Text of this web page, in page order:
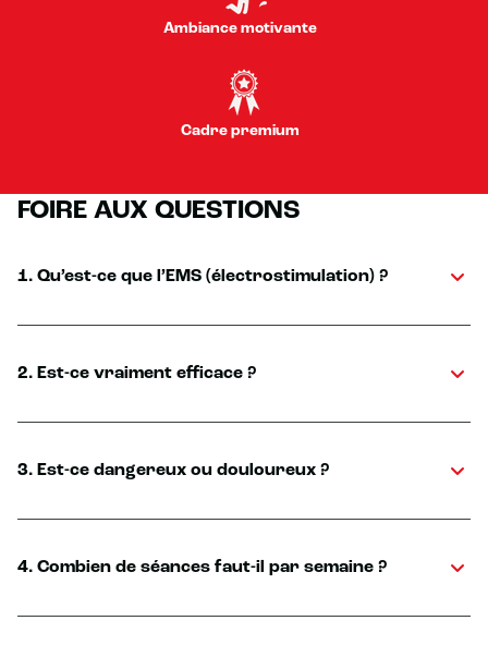
Ambiance motivante
Cadre premium
FOIRE AUX QUESTIONS
1. Qu’est-ce que l’EMS (électrostimulation) ?
2. Est-ce vraiment efficace ?
3. Est-ce dangereux ou douloureux ?
4. Combien de séances faut-il par semaine ?